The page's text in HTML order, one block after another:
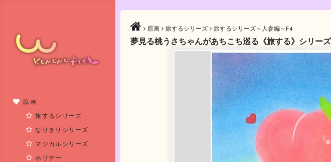
原画
旅するシリーズ
なりきりシリーズ
マジカルシリーズ
ホリデー
原画 旅するシリーズ 旅するシリーズ～人参編～F4
夢見る桃うさちゃんがあちこち巡る《旅する》シリーズ